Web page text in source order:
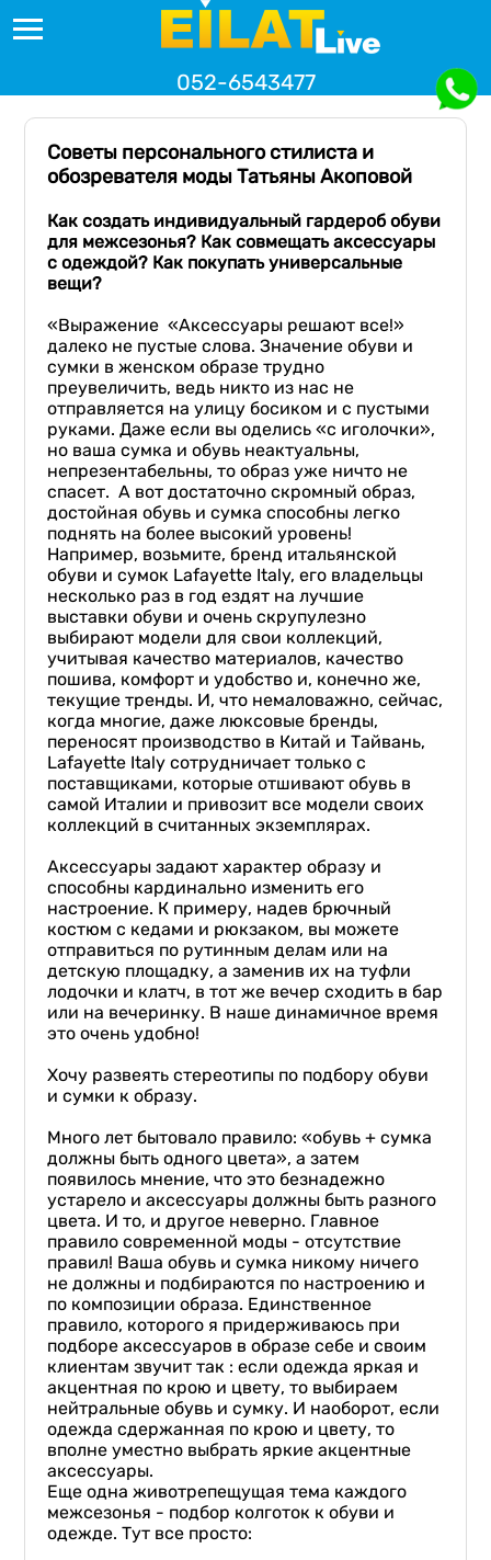
052-6543477
Советы персонального стилиста и
обозревателя моды Татьяны Акоповой
Как создать индивидуальный гардероб обуви
для межсезонья? Как совмещать аксессуары
с одеждой? Как покупать универсальные
вещи?
«Выражение «Аксессуары решают все!»
далеко не пустые слова. Значение обуви и
сумки в женском образе трудно
преувеличить, ведь никто из нас не
отправляется на улицу босиком и с пустыми
руками. Даже если вы оделись «с иголочки»,
но ваша сумка и обувь неактуальны,
непрезентабельны, то образ уже ничто не
спасет. А вот достаточно скромный образ,
достойная обувь и сумка способны легко
поднять на более высокий уровень!
Например, возьмите, бренд итальянской
обуви и сумок Lafayette Italy, его владельцы
несколько раз в год ездят на лучшие
выставки обуви и очень скрупулезно
выбирают модели для свои коллекций,
учитывая качество материалов, качество
пошива, комфорт и удобство и, конечно же,
текущие тренды. И, что немаловажно, сейчас,
когда многие, даже люксовые бренды,
переносят производство в Китай и Тайвань,
Lafayette Italy сотрудничает только с
поставщиками, которые отшивают обувь в
самой Италии и привозит все модели своих
коллекций в считанных экземплярах.
Аксессуары задают характер образу и
способны кардинально изменить его
настроение. К примеру, надев брючный
костюм с кедами и рюкзаком, вы можете
отправиться по рутинным делам или на
детскую площадку, а заменив их на туфли
лодочки и клатч, в тот же вечер сходить в бар
или на вечеринку. В наше динамичное время
это очень удобно!
Хочу развеять стереотипы по подбору обуви
и сумки к образу.
Много лет бытовало правило: «обувь + сумка
должны быть одного цвета», а затем
появилось мнение, что это безнадежно
устарело и аксессуары должны быть разного
цвета. И то, и другое неверно. Главное
правило современной моды - отсутствие
правил! Ваша обувь и сумка никому ничего
не должны и подбираются по настроению и
по композиции образа. Единственное
правило, которого я придерживаюсь при
подборе аксессуаров в образе себе и своим
клиентам звучит так : если одежда яркая и
акцентная по крою и цвету, то выбираем
нейтральные обувь и сумку. И наоборот, если
одежда сдержанная по крою и цвету, то
вполне уместно выбрать яркие акцентные
аксессуары.
Еще одна животрепещущая тема каждого
межсезонья - подбор колготок к обуви и
одежде. Тут все просто: